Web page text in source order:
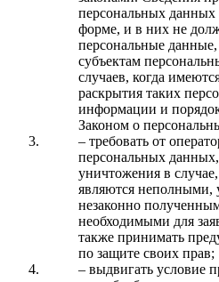
персональных
форме, и в них не
персональные
субъектам
случаев, когда
раскрытия таких
информации и
Законом о
– требовать от
персональных
уничтожения в
являются неполными,
незаконно
необходимыми для
также принимать
по защите своих прав;
– выдвигать условие